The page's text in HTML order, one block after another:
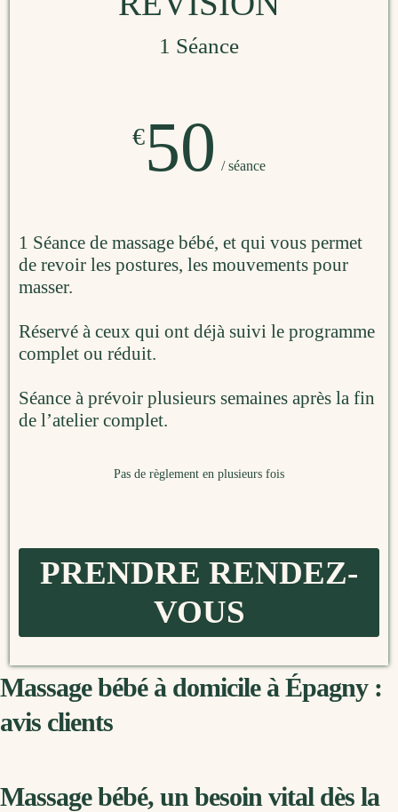
1 Séance
1 Séance de massage bébé, et qui vous permet
de revoir les postures, les mouvements pour
masser.
Réservé à ceux qui ont déjà suivi le programme
complet ou réduit.
Séance à prévoir plusieurs semaines après la fin
de l’atelier complet.
€50 / séance
Pas de règlement en plusieurs fois
PRENDRE RENDEZ-
VOUS
Massage bébé à domicile à Épagny :
avis clients
Massage bébé, un besoin vital dès la